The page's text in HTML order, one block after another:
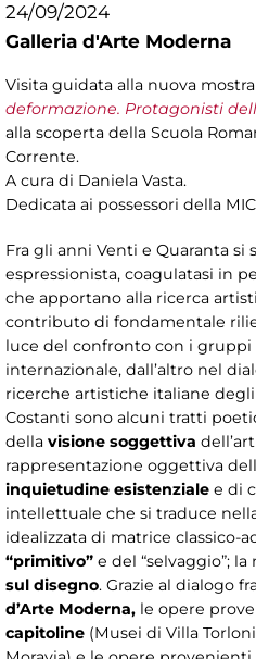
24/09/2024
Galleria d'Arte Moderna
Visita guidata alla nuova mostra
deformazione. Protagonisti
alla scoperta della Scuola
Corrente.
A cura di Daniela Vasta.
Dedicata ai possessori della
Fra gli anni Venti e Quaranta
espressionista, coagulatasi in
che apportano alla ricerca
contributo di fondamentale
luce del confronto con i gruppi
internazionale, dall’altro nel
ricerche artistiche italiane
Costanti sono alcuni tratti
della visione soggettiva
rappresentazione oggettiva
inquietudine esistenziale e di
intellettuale che si traduce
idealizzata di matrice classico-
“primitivo” e del “selvaggio”; la
sul disegno. Grazie al dialogo
d’Arte Moderna, le opere
capitoline (Musei di Villa